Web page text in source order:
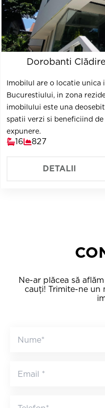
Dorobanti
Imobilul are o locatie unica
Bucurestiului, in zona
imobilului este una
spatii verzi si beneficiind
expunere.
16 827
DETALII
Ne-ar plăcea să
cauți! Trimite-ne un